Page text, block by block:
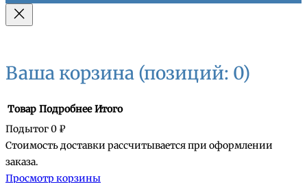
Ваша корзина (позиций: 0)
Товары
Товар Подробнее Итого
Подытог0 ₽
Стоимость доставки рассчитывается при оформлении
заказа.
Просмотр корзины